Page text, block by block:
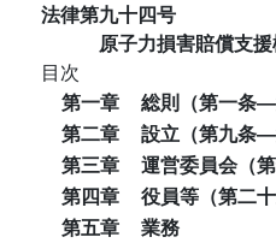
法律第九十四号
原子力損害賠償支
目次
第一章
総則（第一条―
第二章
設立（第九条―
第三章
運営委員会（
第四章
役員等（第二
第五章
業務